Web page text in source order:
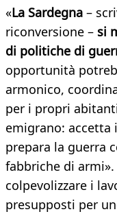
«La Sardegna –
riconversione – si
di politiche di
opportunità
armonico,
per i propri
emigrano: accetta
prepara la guerra
fabbriche di
colpevolizzare i
presupposti per